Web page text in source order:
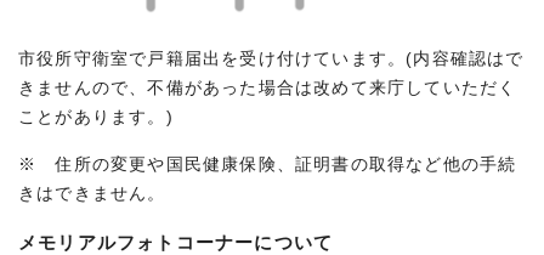
市役所守衛室で戸籍届出を受け付けています。(内容確認はで
きませんので、不備があった場合は改めて来庁していただく
ことがあります。)
※ 住所の変更や国民健康保険、証明書の取得など他の手続
きはできません。
メモリアルフォトコーナーについて